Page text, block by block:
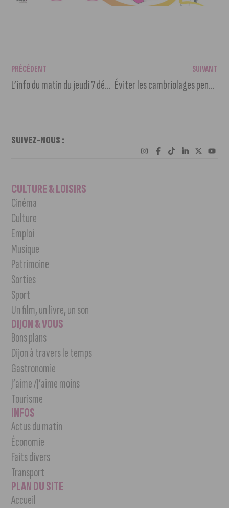
PRÉCÉDENT
L’info du matin du jeudi 7 décembre 2023
SUIVANT
Éviter les cambriolages pendant les fêtes, les conseils de la gendarmerie
SUIVEZ-NOUS :
CULTURE & LOISIRS
Cinéma
Culture
Emploi
Musique
Patrimoine
Sorties
Sport
Un film, un livre, un son
DIJON & VOUS
Bons plans
Dijon à travers le temps
Gastronomie
J’aime /J’aime moins
Tourisme
INFOS
Actus du matin
Économie
Faits divers
Transport
PLAN DU SITE
Accueil